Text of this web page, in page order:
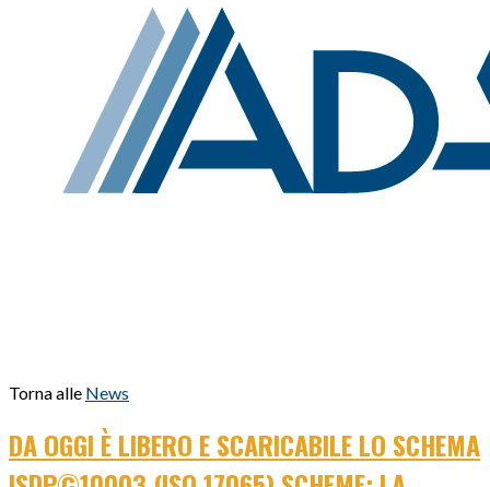
Torna alle News
DA OGGI È LIBERO E SCARICABILE LO SCHEMA